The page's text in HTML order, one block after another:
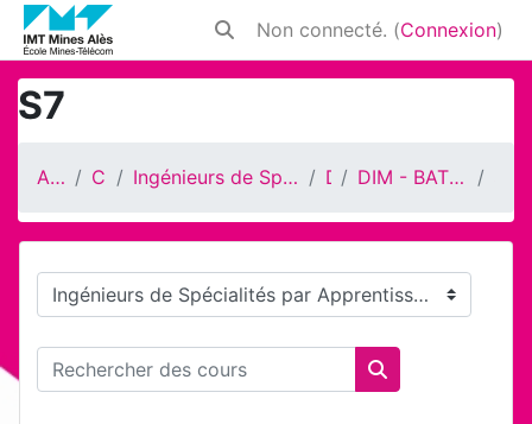
Passer au contenu principal
Activer/désactiver la saisie de
Non connecté. (Connexion)
S7
Accueil Cours Ingénieurs de Spécialités par Apprentissage DIM DIM - BAT17/INFRES17/MKX10
Catégories de cours
Rechercher des cours
Rechercher des